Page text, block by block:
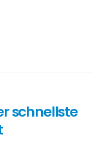
schnellste